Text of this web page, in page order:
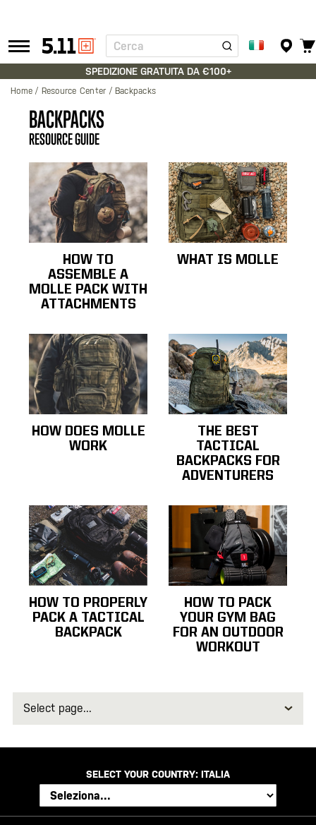
Tactical
Gear
Cerca
SPEDIZIONE GRATUITA DA €100+
Home Resource Center Backpacks
BACKPACKS
RESOURCE GUIDE
HOW TO
ASSEMBLE A
MOLLE PACK WITH
ATTACHMENTS
WHAT IS MOLLE
HOW DOES MOLLE
WORK
THE BEST
TACTICAL
BACKPACKS FOR
ADVENTURERS
HOW TO PROPERLY
PACK A TACTICAL
BACKPACK
HOW TO PACK
YOUR GYM BAG
FOR AN OUTDOOR
WORKOUT
page
SELECT YOUR COUNTRY: ITALIA